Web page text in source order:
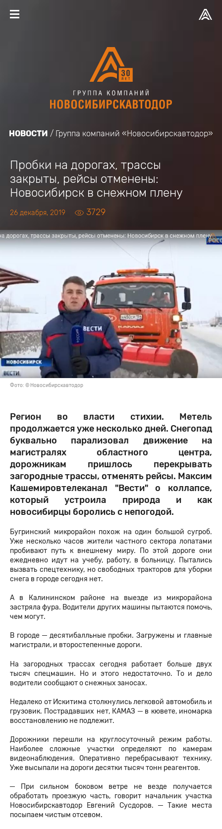
НОВОСТИ Группа компаний «Новосибирскавтодор»
Пробки на дорогах, трассы
закрыты, рейсы отменены:
Новосибирск в снежном плену
26 декабря, 2019 3729
Фото: © Новосибирскавтодор
Регион во власти стихии. Метель
продолжается уже несколько дней. Снегопад
буквально парализовал движение на
магистралях областного центра,
дорожникам пришлось перекрывать
загородные трассы, отменять рейсы. Максим
Кашемировтелеканал "Вести" о коллапсе,
который устроила природа и как
новосибирцы боролись с непогодой.
Бугринский микрорайон похож на один большой сугроб.
Уже несколько часов жители частного сектора лопатами
пробивают путь к внешнему миру. По этой дороге они
ежедневно идут на учебу, работу, в больницу. Пытались
вызвать спецтехнику, но свободных тракторов для уборки
снега в городе сегодня нет.
А в Калининском районе на выезде из микрорайона
застряла фура. Водители других машины пытаются помочь,
чем могут.
В городе ─ десятибалльные пробки. Загружены и главные
магистрали, и второстепенные дороги.
На загородных трассах сегодня работает больше двух
тысяч спецмашин. Но и этого недостаточно. То и дело
водители сообщают о снежных заносах.
Недалеко от Искитима столкнулись легковой автомобиль и
грузовик. Пострадавших нет, КАМАЗ ─ в кювете, иномарка
восстановлению не подлежит.
Дорожники перешли на круглосуточный режим работы.
Наиболее сложные участки определяют по камерам
видеонаблюдения. Оперативно перебрасывают технику.
Уже высыпали на дороги десятки тысяч тонн реагентов.
─ При сильном боковом ветре не везде получается
обработать проезжую часть, говорит начальник участка
Новосибирскавтодор Евгений Сусдоров. ─ Такие места
посыпаем чистым отсевом.